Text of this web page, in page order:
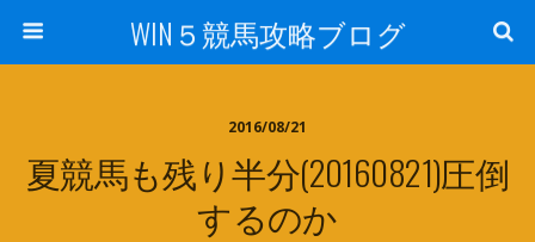
WIN５競馬攻略ブログ
2016/08/21
夏競馬も残り半分(20160821)圧倒
するのか